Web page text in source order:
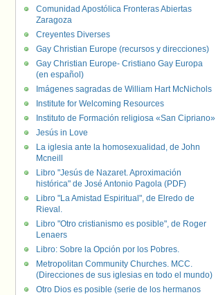
Comunidad Apostólica Fronteras Abiertas
Zaragoza
Creyentes Diverses
Gay Christian Europe (recursos y direcciones)
Gay Christian Europe- Cristiano Gay Europa
(en español)
Imágenes sagradas de William Hart McNichols
Institute for Welcoming Resources
Instituto de Formación religiosa «San Cipriano»
Jesús in Love
La iglesia ante la homosexualidad, de John
Mcneill
Libro "Jesús de Nazaret. Aproximación
histórica" de José Antonio Pagola (PDF)
Libro "La Amistad Espiritual", de Elredo de
Rieval.
Libro "Otro cristianismo es posible", de Roger
Lenaers
Libro: Sobre la Opción por los Pobres.
Metropolitan Community Churches. MCC.
(Direcciones de sus iglesias en todo el mundo)
Otro Dios es posible (serie de los hermanos